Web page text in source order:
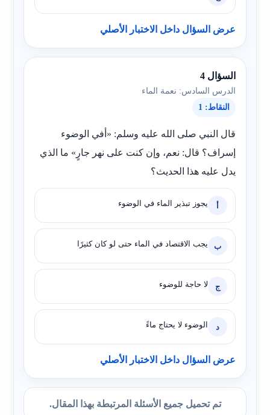
عرض السؤال داخل الاختبار الأصلي
السؤال 4
الدرس السادس: نعمة الماء
النقاط: 1
قال النبي صلى الله عليه وسلم: «أفي الوضوء
إسراف؟ قال: نعم، وإن كنت على نهر جارٍ» ما الذي
يدل عليه هذا الحديث؟
أ يجوز تبذير الماء في الوضوء
ب يجب الاقتصاد في الماء حتى لو كان كثيرًا
ج لا حاجة للوضوء
د الوضوء لا يحتاج ماءً
عرض السؤال داخل الاختبار الأصلي
تم تحميل جميع الأسئلة المرتبطة بهذا المقال.